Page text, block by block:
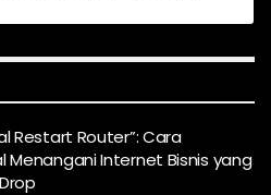
Restart Router”: Cara
Menangani Internet Bisnis yang